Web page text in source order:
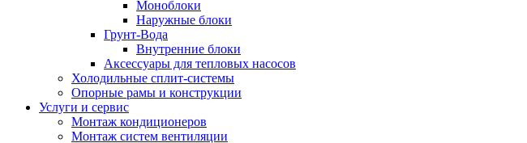
Моноблоки
Наружные блоки
Грунт-Вода
Внутренние блоки
Аксессуары для тепловых насосов
Холодильные сплит-системы
Опорные рамы и конструкции
Услуги и сервис
Монтаж кондиционеров
Монтаж систем вентиляции